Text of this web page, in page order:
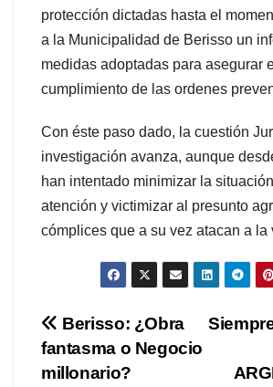
protección dictadas hasta el
a la Municipalidad de Berisso un
medidas adoptadas para asegurar
cumplimiento de las ordenes
Con éste paso dado, la cuestión
investigación avanza, aunque
han intentado minimizar la
atención y victimizar al presunto
cómplices que a su vez atacan a la
Navegación
de
Berisso: ¿Obra
fantasma o Negocio
millonario?